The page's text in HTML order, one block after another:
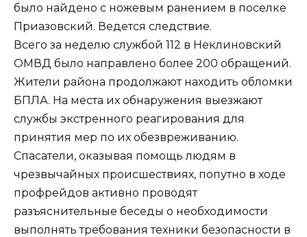
было найдено с ножевым ранением в поселке
Приазовский. Ведется следствие.
Всего за неделю службой 112 в Неклиновский
ОМВД было направлено более 200 обращений.
Жители района продолжают находить обломки
БПЛА. На места их обнаружения выезжают
службы экстренного реагирования для
принятия мер по их обезвреживанию.
Спасатели, оказывая помощь людям в
чрезвычайных происшествиях, попутно в ходе
профрейдов активно проводят
разъяснительные беседы о необходимости
выполнять требования техники безопасности в